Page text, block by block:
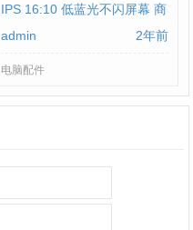
IPS 16:10 低蓝光不闪屏幕 商
务办公家用电脑显示器的特性
admin 2年前
电脑配件